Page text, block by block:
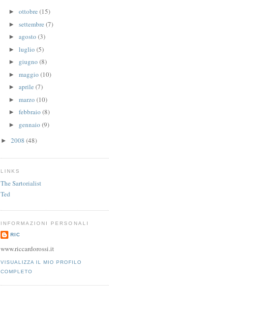
► ottobre (15)
► settembre (7)
► agosto (3)
► luglio (5)
► giugno (8)
► maggio (10)
► aprile (7)
► marzo (10)
► febbraio (8)
► gennaio (9)
► 2008 (48)
LINKS
The Sartorialist
Ted
INFORMAZIONI PERSONALI
RIC
www.riccardorossi.it
VISUALIZZA IL MIO PROFILO
COMPLETO